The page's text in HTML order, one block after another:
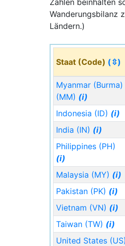
in Zukunft, kaum
expandieren
wachsen nach wie
noch moderat bis
China verfügt
eineSuper-
Einwohner.
entsteht aus
weltgrößte
Weiterhin werden
Shanghai auch in
Rangliste der
in China anführen.
Megacity
Pearl River
Delta City
Zahlen beinhalten
Wanderungsbilanz
Ländern.)
Staat (Code) (⇳)
Myanmar (Burma)
(MM) (i)
Indonesia (ID) (i)
India (IN) (i)
Philippines (PH)
(i)
Malaysia (MY) (i)
Pakistan (PK) (i)
Vietnam (VN) (i)
Taiwan (TW) (i)
United States (US)